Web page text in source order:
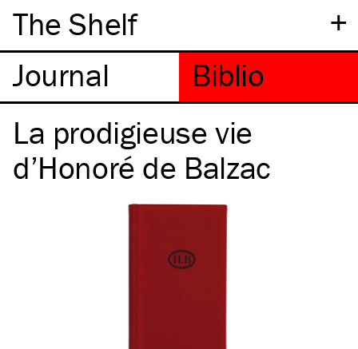
+
The Shelf
La prodigieuse vie
d’Honoré de Balzac